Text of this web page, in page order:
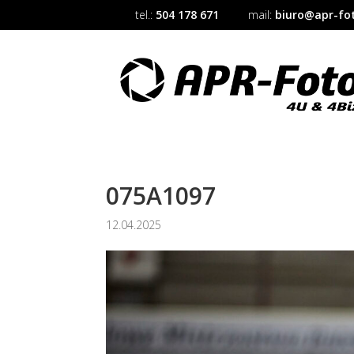
tel.: 504 178 671 mail: biuro@apr-
075A1097
12.04.2025